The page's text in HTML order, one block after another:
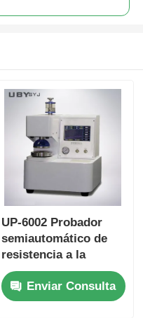
UP-6002 Probador
semiautomático de
resistencia a la
explosión de cartón
con pantalla digital y
transductor de
Enviar Consulta